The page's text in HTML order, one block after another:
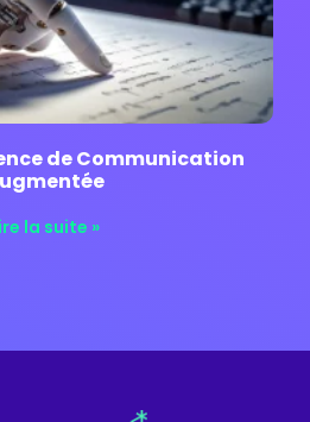
de Communication
la suite »